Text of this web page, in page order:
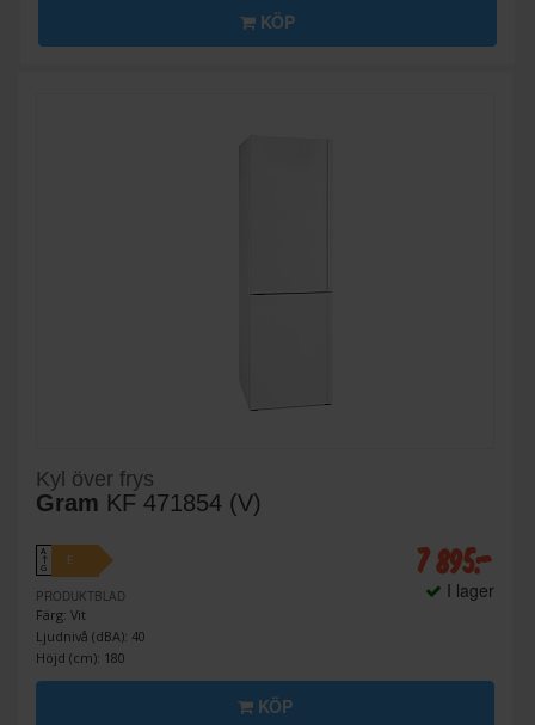
KÖP
Kyl över frys
Gram KF 471854 (V)
A
↑
G
E
PRODUKTBLAD
Färg: Vit
Ljudnivå (dBA): 40
Höjd (cm): 180
7 895:-
I lager
KÖP